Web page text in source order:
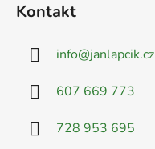
Kontakt
info@janlapcik.cz
607 669 773
728 953 695